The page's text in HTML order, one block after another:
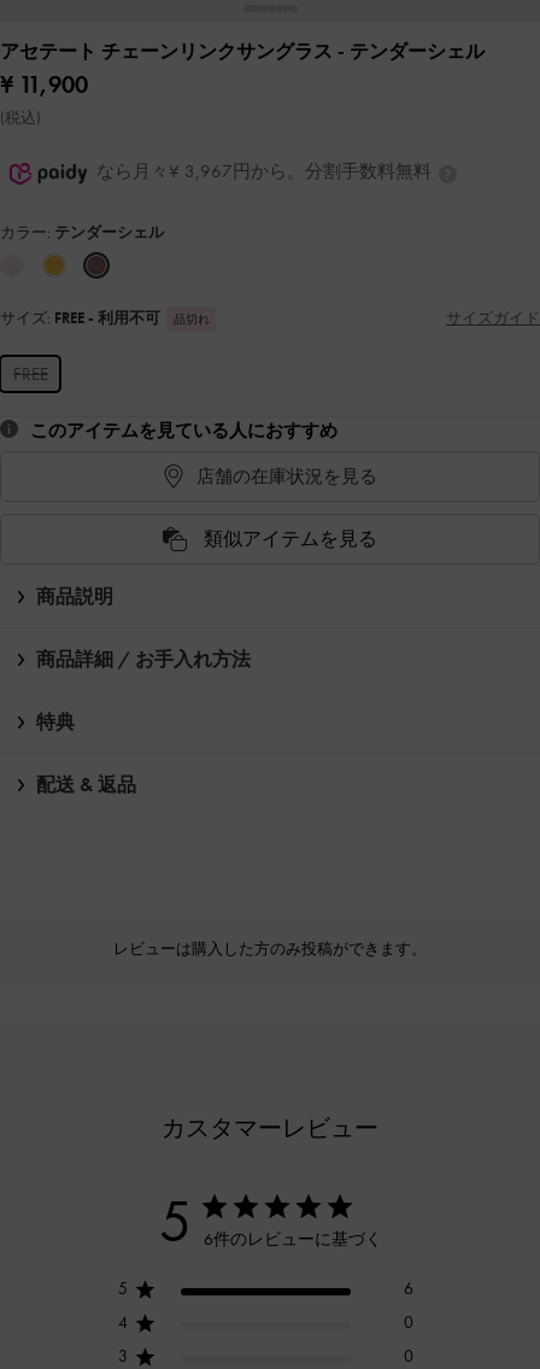
アセテート チェーンリンクサングラス - テンダーシェル
¥ 11,900
(税込)
なら月々¥ 3,967円から。分割手数料無料
カラー: テンダーシェル
サイズ: FREE - 利用不可 品切れ サイズガイド
FREE
このアイテムを見ている人におすすめ
店舗の在庫状況を見る
類似アイテムを見る
商品説明
商品詳細 / お手入れ方法
特典
配送 & 返品
レビューは購入した方のみ投稿ができます。
カスタマーレビュー
5 6件のレビューに基づく
5
6
4
0
3
0